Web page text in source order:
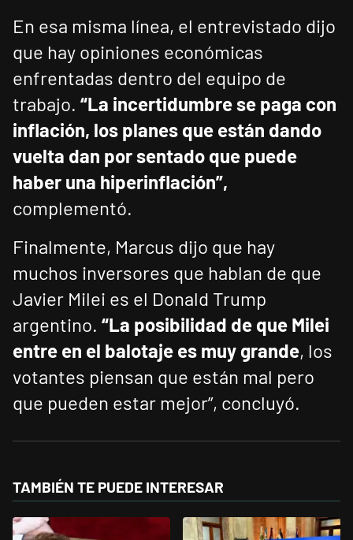
En esa misma línea, el entrevistado dijo
que hay opiniones económicas
enfrentadas dentro del equipo de
trabajo. “La incertidumbre se paga con
inflación, los planes que están dando
vuelta dan por sentado que puede
haber una hiperinflación”,
complementó.
Finalmente, Marcus dijo que hay
muchos inversores que hablan de que
Javier Milei es el Donald Trump
argentino. “La posibilidad de que Milei
entre en el balotaje es muy grande, los
votantes piensan que están mal pero
que pueden estar mejor”, concluyó.
TAMBIÉN TE PUEDE INTERESAR